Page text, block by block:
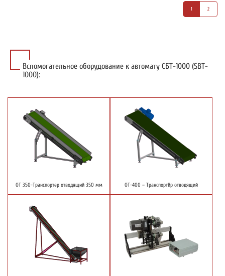
1 2
Вспомогательное оборудование к автомату СБТ-1000 (SBT-
1000):
ОТ 350-Транспортер отводящий 350 мм ОТ-400 – Транспортёр отводящий